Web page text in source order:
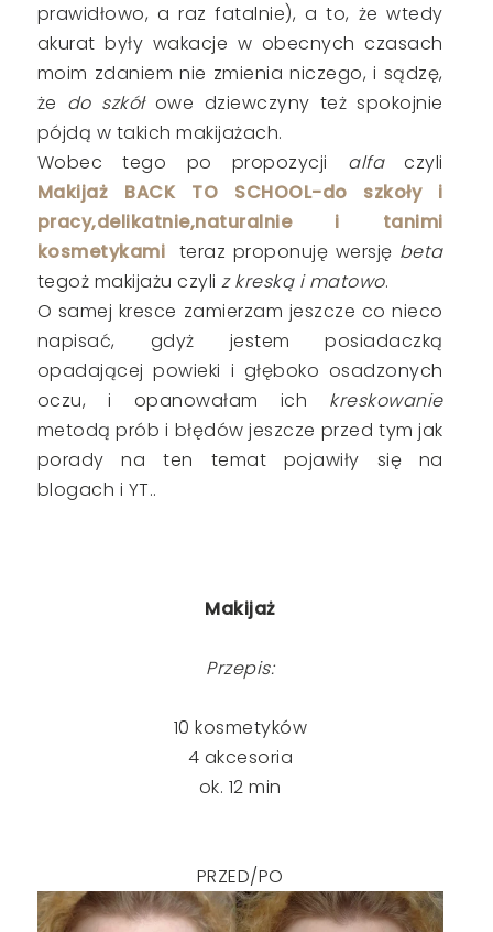
prawidłowo, a raz fatalnie), a to, że wtedy
akurat były wakacje w obecnych czasach
moim zdaniem nie zmienia niczego, i sądzę,
że do szkół owe dziewczyny też spokojnie
pójdą w takich makijażach.
Wobec tego po propozycji alfaczyli
Makijaż BACK TO SCHOOL-do szkoły i
pracy,delikatnie,naturalnie i tanimi
kosmetykami teraz proponuję wersję beta
tegoż makijażu czyli z kreską i matowo.
O samej kresce zamierzam jeszcze co nieco
napisać, gdyż jestem posiadaczką
opadającej powieki i głęboko osadzonych
oczu, i opanowałam ich kreskowanie
metodą prób i błędów jeszcze przed tym jak
porady na ten temat pojawiły się na
blogach i YT..
Makijaż
Przepis:
10 kosmetyków
4 akcesoria
ok. 12 min
PRZED/PO